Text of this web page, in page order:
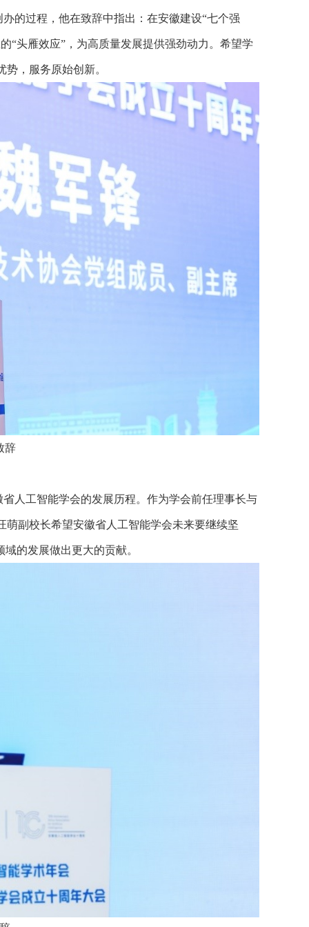
的过程，他在致辞中指出：在安徽建设“七个强
“头雁效应”，为高质量发展提供强劲动力。希望学
，服务原始创新。
辞
人工智能学会的发展历程。作为学会前任理事长与
副校长希望安徽省人工智能学会未来要继续坚
的发展做出更大的贡献。